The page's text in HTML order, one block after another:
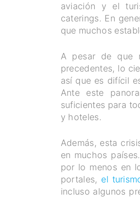
aviación y el
caterings. En
que muchos
A pesar de que
precedentes, lo
así que es difícil
Ante este
suficientes para
y hoteles.
Además, esta
en muchos
por lo menos en
portales, el
incluso algunos